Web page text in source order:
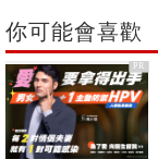
你可能會喜歡
PR